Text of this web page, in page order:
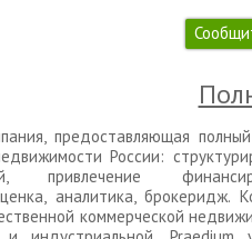
предоставляющая
России:
привлечение
аналитика, брокеридж.
коммерческой